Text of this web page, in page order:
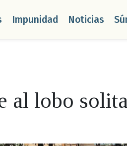
Impunidad Noticias
al lobo